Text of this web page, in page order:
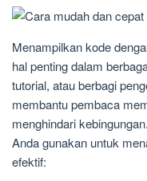
Menampilkan kode
hal penting dalam
tutorial, atau berbagi
membantu pembaca
menghindari
Anda gunakan untuk
efektif: